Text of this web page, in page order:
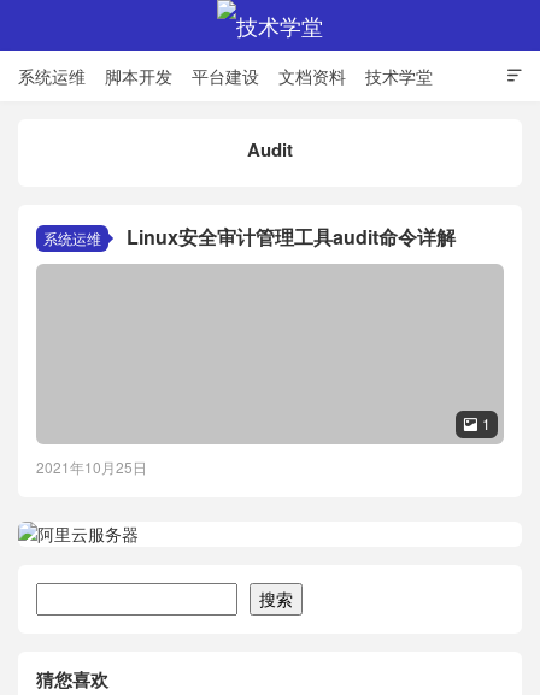

系统运维 脚本开发 平台建设 文档资料 技术学堂
Audit
系统运维 Linux安全审计管理工具audit命令详解
 1
2021年10月25日
搜索
猜您喜欢